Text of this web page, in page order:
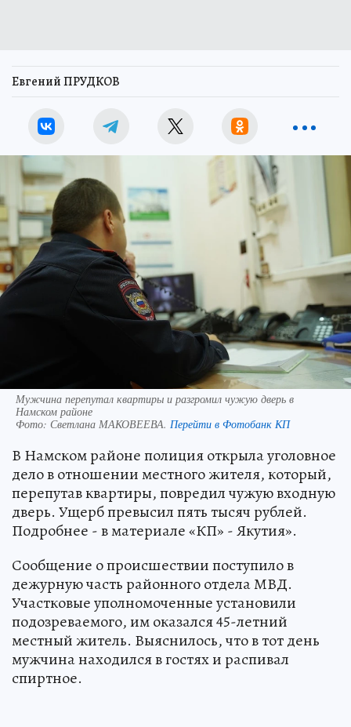
Евгений ПРУДКОВ
Мужчина перепутал квартиры и разгромил чужую дверь в
Намском районе
Фото: Светлана МАКОВЕЕВА. Перейти в Фотобанк КП
В Намском районе полиция открыла уголовное
дело в отношении местного жителя, который,
перепутав квартиры, повредил чужую входную
дверь. Ущерб превысил пять тысяч рублей.
Подробнее - в материале «КП» - Якутия».
Сообщение о происшествии поступило в
дежурную часть районного отдела МВД.
Участковые уполномоченные установили
подозреваемого, им оказался 45-летний
местный житель. Выяснилось, что в тот день
мужчина находился в гостях и распивал
спиртное.